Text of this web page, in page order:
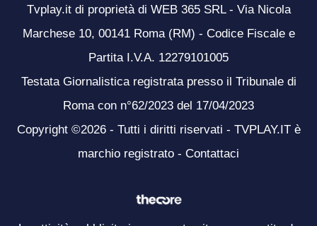
Tvplay.it di proprietà di WEB 365 SRL - Via Nicola
Marchese 10, 00141 Roma (RM) - Codice Fiscale e
Partita I.V.A. 12279101005
Testata Giornalistica registrata presso il Tribunale di
Roma con n°62/2023 del 17/04/2023
Copyright ©2026 - Tutti i diritti riservati - TVPLAY.IT è
marchio registrato - Contattaci